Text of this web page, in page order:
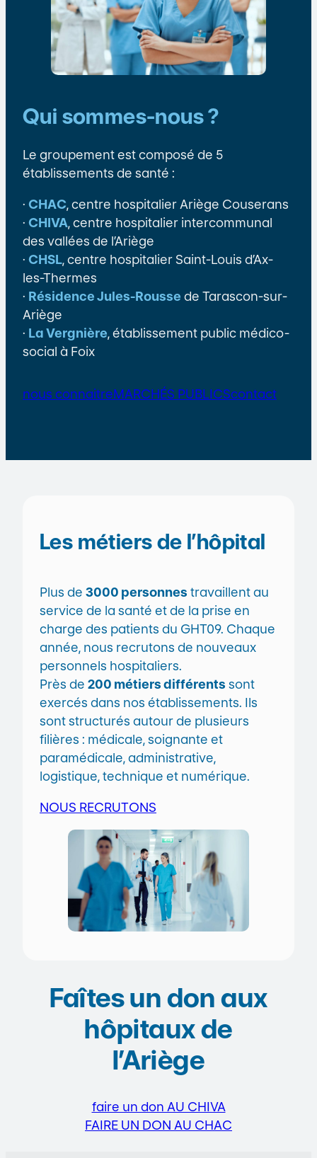
Qui sommes-nous ?
Le groupement est composé de 5
établissements de santé :
· CHAC, centre hospitalier Ariège Couserans
· CHIVA, centre hospitalier intercommunal
des vallées de l’Ariège
· CHSL, centre hospitalier Saint-Louis d’Ax-
les-Thermes
· Résidence Jules-Rousse de Tarascon-sur-
Ariège
· La Vergnière, établissement public médico-
social à Foix
nous connaitreMARCHÉS PUBLICScontact
Les métiers de l’hôpital
Plus de 3000 personnes travaillent au
service de la santé et de la prise en
charge des patients du GHT09. Chaque
année, nous recrutons de nouveaux
personnels hospitaliers.
Près de 200 métiers différents sont
exercés dans nos établissements. Ils
sont structurés autour de plusieurs
filières : médicale, soignante et
paramédicale, administrative,
logistique, technique et numérique.
NOUS RECRUTONS
Faîtes un don aux
hôpitaux de
l’Ariège
faire un don AU CHIVA
FAIRE UN DON AU CHAC